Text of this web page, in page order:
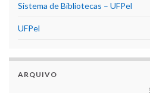
Sistema de Bibliotecas – UFPel
UFPel
ARQUIVO